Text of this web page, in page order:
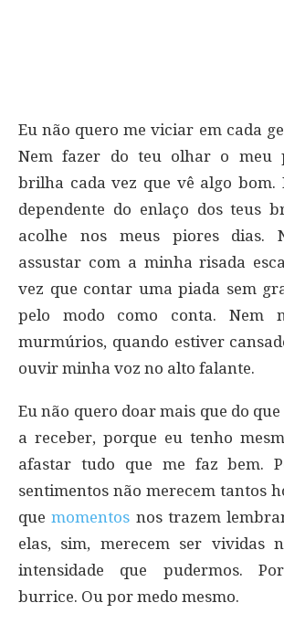
Eu não quero me viciar em cada
Nem fazer do teu olhar o meu
brilha cada vez que vê algo bom.
dependente do enlaço dos teus
acolhe nos meus piores dias.
assustar com a minha risada
vez que contar uma piada sem
pelo modo como conta. Nem
murmúrios, quando estiver
ouvir minha voz no alto falante.
Eu não quero doar mais que do
a receber, porque eu tenho
afastar tudo que me faz bem.
sentimentos não merecem tantos
quemomentos nos trazem
elas, sim, merecem ser vividas
intensidade que pudermos.
burrice. Ou por medo mesmo.